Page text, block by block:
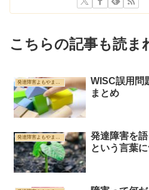
こちらの記事も読ま
発達障害よもやま雑記帳
WISC誤用
まとめ
発達障害を語
という言葉